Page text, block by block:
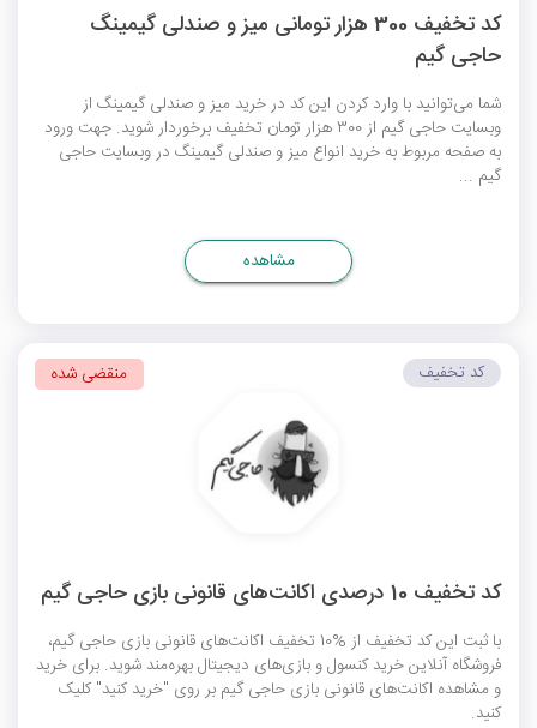
کد تخفیف 300 هزار تومانی میز و صندلی گیمینگ
حاجی گیم
شما می‌توانید با وارد کردن این کد در خرید میز و صندلی گیمینگ از
وبسایت حاجی گیم از 300 هزار تومان تخفیف برخوردار شوید. جهت ورود
به صفحه مربوط به خرید انواع میز و صندلی گیمینگ در وبسایت حاجی
گیم ...
مشاهده
کد تخفیف 10 درصدی اکانت‌های قانونی بازی حاجی گیم
با ثبت این کد تخفیف از %10 تخفیف اکانت‌های قانونی بازی حاجی گیم،
فروشگاه آنلاین خرید کنسول و بازی‌های دیجیتال بهره‌مند شوید. برای خرید
و مشاهده اکانت‌های قانونی بازی حاجی گیم بر روی "خرید کنید" کلیک
کنید.
کد تخفیف منقضی شده